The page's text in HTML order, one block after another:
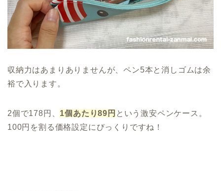
収納力はあまりありませんが、ペン5本と消しゴムは余
裕で入ります。
2個で178円、 1個あたり89円 という激安ペンケース。
100円を割る価格設定にびっくりですね！